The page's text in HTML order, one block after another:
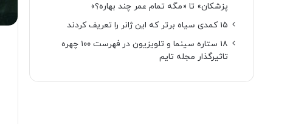
پزشکان» تا «مگه تمام عمر چند بهاره؟»
۱۵ کمدی سیاه برتر که این ژانر را تعریف کردند
۱۸ ستاره‌ سینما و تلویزیون در فهرست ۱۰۰ چهره
تاثیرگذار مجله تایم